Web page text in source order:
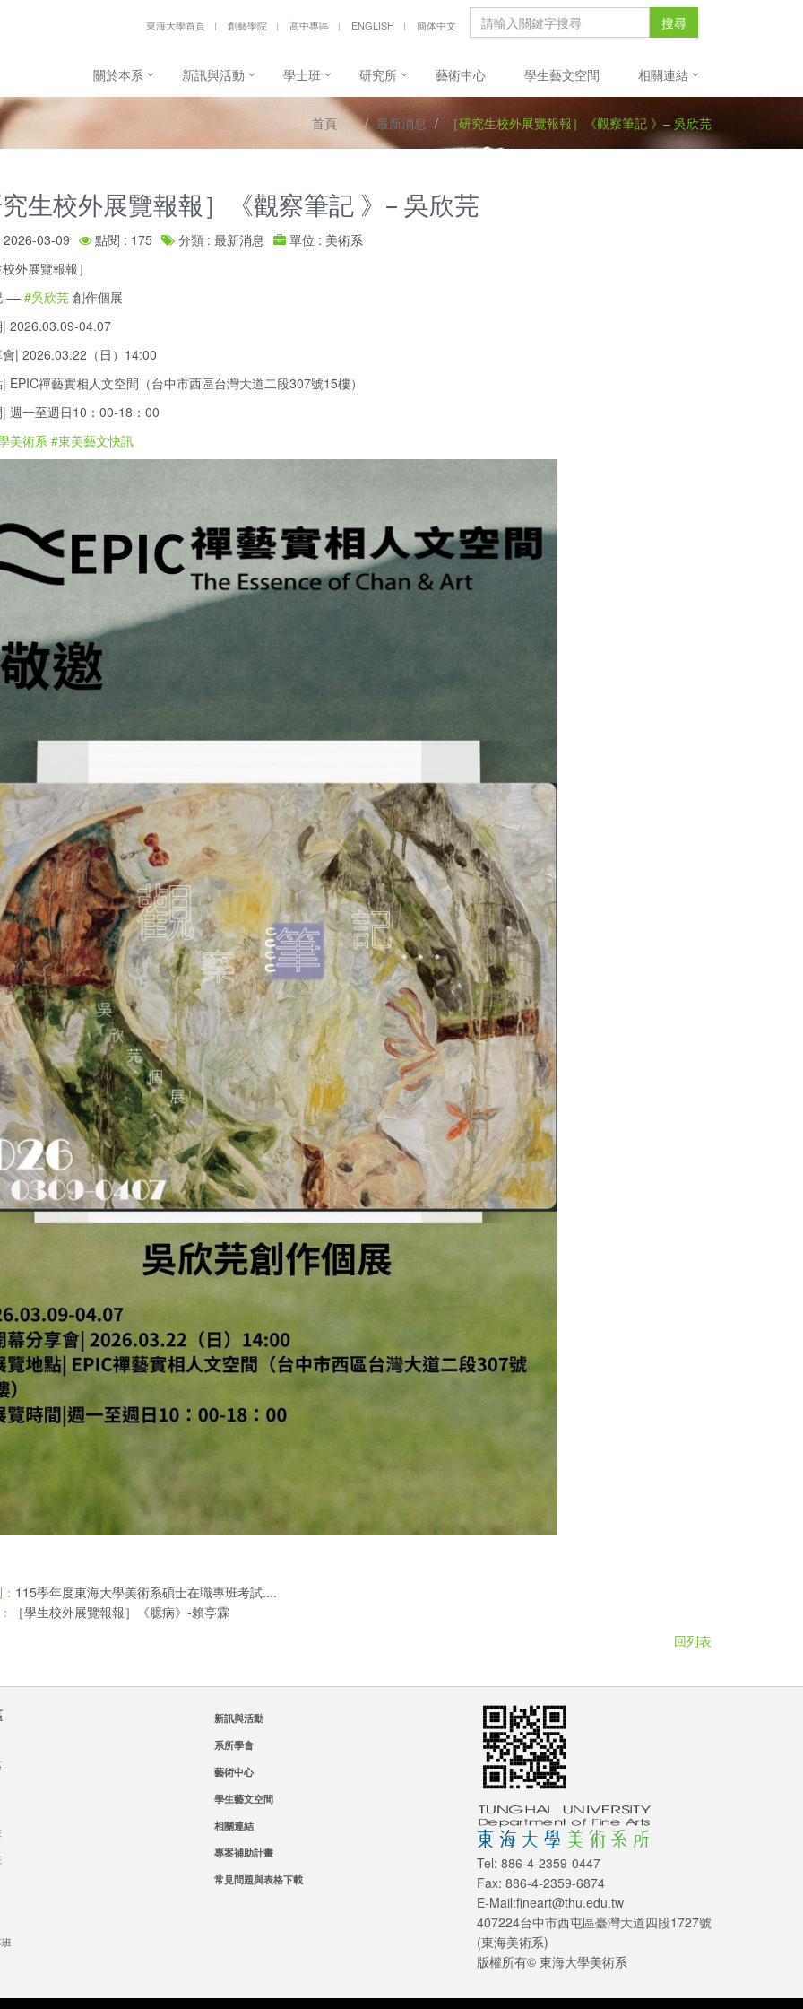
東海大學首頁 創藝學院 高中專區 ENGLISH 簡体中文 搜尋
關於本系 新訊與活動 學士班 研究所 藝術中心 學生藝文空間 相關連結
首頁 最新消息 ［研究生校外展覽報報］《觀察筆記 》– 吳欣芫
生校外展覽報報］《觀察筆記 》– 吳欣芫
03-09 點閱 : 175 分類 : 最新消息
單位 : 美術系
外展覽報報］
–– #吳欣芫創作個展
2026.03.09-04.07
| 2026.03.22（日）14:00
EPIC禪藝實相人文空間（台中市西區台灣大道二段307號15樓）
週一至週日10：00-18：00
美術系 #東美藝文快訊
115學年度東海大學美術系碩士在職專班考試....
［學生校外展覽報報］《臆病》-賴亭霖
回列表
新訊與活動
系所學會
藝術中心
學生藝文空間
相關連結
專案補助計畫
常見問題與表格下載
Tel: 886-4-2359-0447
Fax: 886-4-2359-6874
E-Mail:fineart@thu.edu.tw
407224台中市西屯區臺灣大道四段1727號
(東海美術系)
版權所有© 東海大學美術系